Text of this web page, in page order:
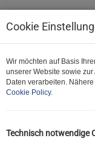
Cookie
Wir möchten auf Basis
unserer Website sowie
Daten verarbeiten.
Cookie Policy.
Technisch notwendige